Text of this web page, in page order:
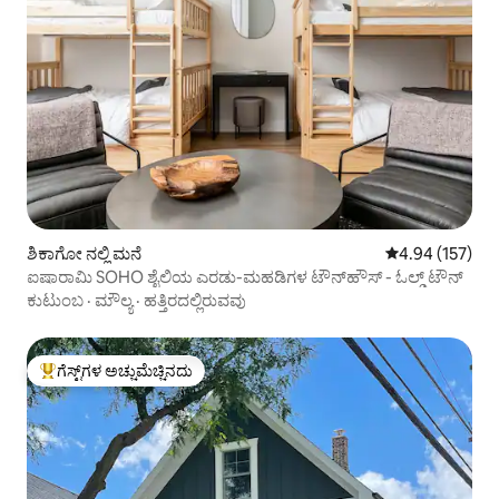
ಶಿಕಾಗೋ ನಲ್ಲಿ ಮನೆ 5 ರಲ್ಲಿ 4.94
4.94 (157)
ಐಷಾರಾಮಿ SOHO ಶೈಲಿಯ ಎರಡು-ಮಹಡಿಗಳ ಟೌನ್‌ಹೌಸ್ - ಓಲ್ಡ್ ಟೌನ್
ಕುಟುಂಬ · ಮೌಲ್ಯ· ಹತ್ತಿರದಲ್ಲಿರುವವು
ಗೆಸ್ಟ್‌ಗಳಿಗೆ ಅತಿ ಹೆಚ್ಚು ಅಚ್ಚುಮೆಚ್ಚಿನದು
ಗೆಸ್ಟ್‌ಗಳ ಅಚ್ಚುಮೆಚ್ಚಿನದು